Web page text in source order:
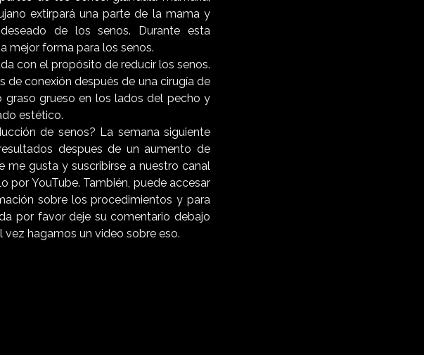
extirpará una parte de la mama y
de los senos. Durante esta
mejor forma para los senos.
con el propósito de reducir los senos.
de conexión después de una cirugía de
graso grueso en los lados del pecho y
estético.
de senos? La semana siguiente
despues de un aumento de
me gusta y suscribirse a nuestro canal
por YouTube. También, puede accesar
sobre los procedimientos y para
por favor deje su comentario debajo
hagamos un video sobre eso.